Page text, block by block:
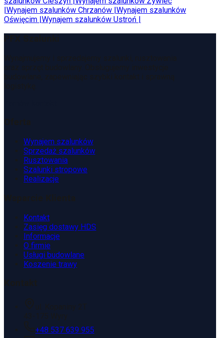
Wynajem szalunków Chrzanów Wynajem szalunków
Oświęcim Wynajem szalunków Ustroń
Wynajem szalunków
Sprzedaż szalunków
Rusztowania
Szalunki stropowe
Realizacje
Kontakt
Zasięg dostawy HDS
Informacje
O firmie
Usługi budowlane
Koszenie trawy
+48 537 639 955